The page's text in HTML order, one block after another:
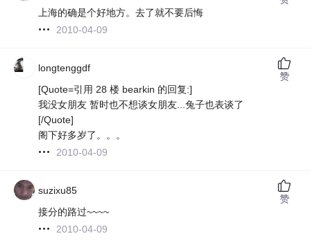
上海的确是个好地方。去了就不要后悔
2010-04-09
longtenggdf
[Quote=引用 28 楼 bearkin 的回复:]
我没女朋友 暂时也不想谈女朋友...兔子也表谈了
[/Quote]
阁下好多岁了。。。
2010-04-09
赞
suzixu85
接分的路过~~~~
2010-04-09
赞